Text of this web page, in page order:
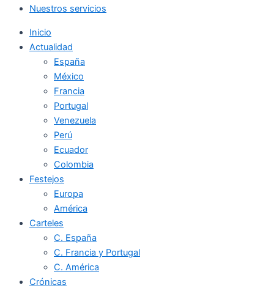
Nuestros servicios
Inicio
Actualidad
España
México
Francia
Portugal
Venezuela
Perú
Ecuador
Colombia
Festejos
Europa
América
Carteles
C. España
C. Francia y Portugal
C. América
Crónicas